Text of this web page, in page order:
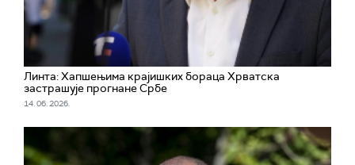
Линта: Хапшењима крајишких бораца Хрватска
застрашује прогнане Србе
14. 06. 2026.